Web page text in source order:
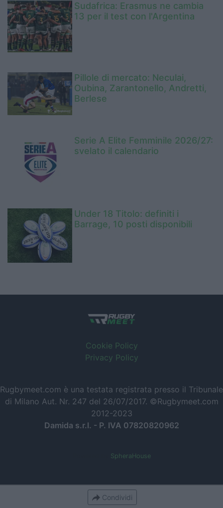
Sudafrica: Erasmus ne cambia
13 per il test con l'Argentina
Pillole di mercato: Neculai,
Oubina, Zarantonello, Andretti,
Berlese
Serie A Elite Femminile 2026/27:
svelato il calendario
Under 18 Titolo: definiti i
Barrage, 10 posti disponibili
Cookie Policy
Privacy Policy
Rugbymeet.com è una testata registrata presso il Tribunale
di Milano Aut. Nr. 247 del 26/07/2017. ©Rugbymeet.com
2012-2023
Damida s.r.l. - P. IVA 07820820962
SpheraHouse
Condividi